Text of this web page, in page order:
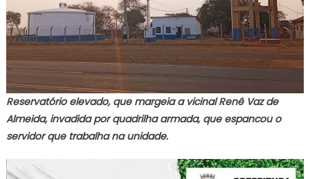
Reservatório elevado, que margeia a vicinal Renê Vaz de
Almeida, invadida por quadrilha armada, que espancou o
servidor que trabalha na unidade.